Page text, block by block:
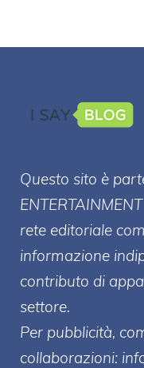
Questo sito è
ENTERTAINMENT
rete editoriale
informazione
contributo di
settore.
Per pubblicità,
collaborazioni: